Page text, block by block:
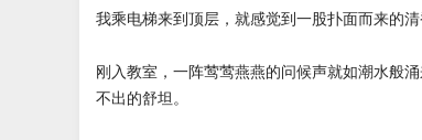
我乘电梯来到顶层，就感觉到一股扑面而来的清
刚入教室，一阵莺莺燕燕的问候声就如潮水般
不出的舒坦。